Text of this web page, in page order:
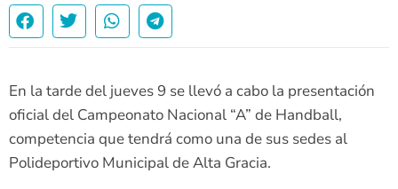
En la tarde del jueves 9 se llevó a cabo la presentación
oficial del Campeonato Nacional “A” de Handball,
competencia que tendrá como una de sus sedes al
Polideportivo Municipal de Alta Gracia.